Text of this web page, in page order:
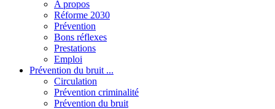
A propos
Réforme 2030
Prévention
Bons réflexes
Prestations
Emploi
Prévention du bruit ...
Circulation
Prévention criminalité
Prévention du bruit